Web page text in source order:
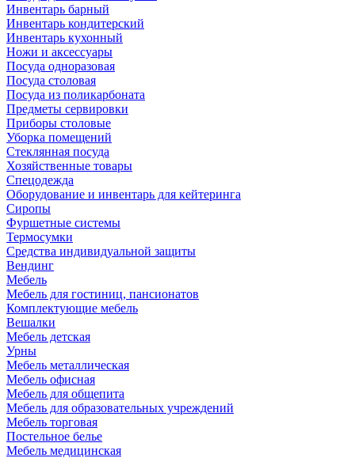
Инвентарь барный
Инвентарь кондитерский
Инвентарь кухонный
Ножи и аксессуары
Посуда одноразовая
Посуда столовая
Посуда из поликарбоната
Предметы сервировки
Приборы столовые
Уборка помещений
Стеклянная посуда
Хозяйственные товары
Спецодежда
Оборудование и инвентарь для кейтеринга
Сиропы
Фуршетные системы
Термосумки
Средства индивидуальной защиты
Вендинг
Мебель
Мебель для гостиниц, пансионатов
Комплектующие мебель
Вешалки
Мебель детская
Урны
Мебель металлическая
Мебель офисная
Мебель для общепита
Мебель для образовательных учреждений
Мебель торговая
Постельное белье
Мебель медицинская